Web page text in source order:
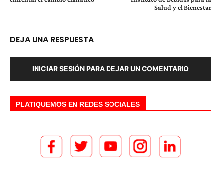
Salud y el Bienestar
DEJA UNA RESPUESTA
INICIAR SESIÓN PARA DEJAR UN COMENTARIO
PLATIQUEMOS EN REDES SOCIALES